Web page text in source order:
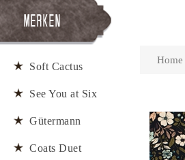
Home
Merken
Soft Cactus
See You at Six
Gütermann
Coats Duet